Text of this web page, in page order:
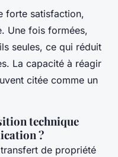
forte satisfaction,
Une fois formées,
seules, ce qui réduit
La capacité à réagir
citée comme un
technique
?
de propriété